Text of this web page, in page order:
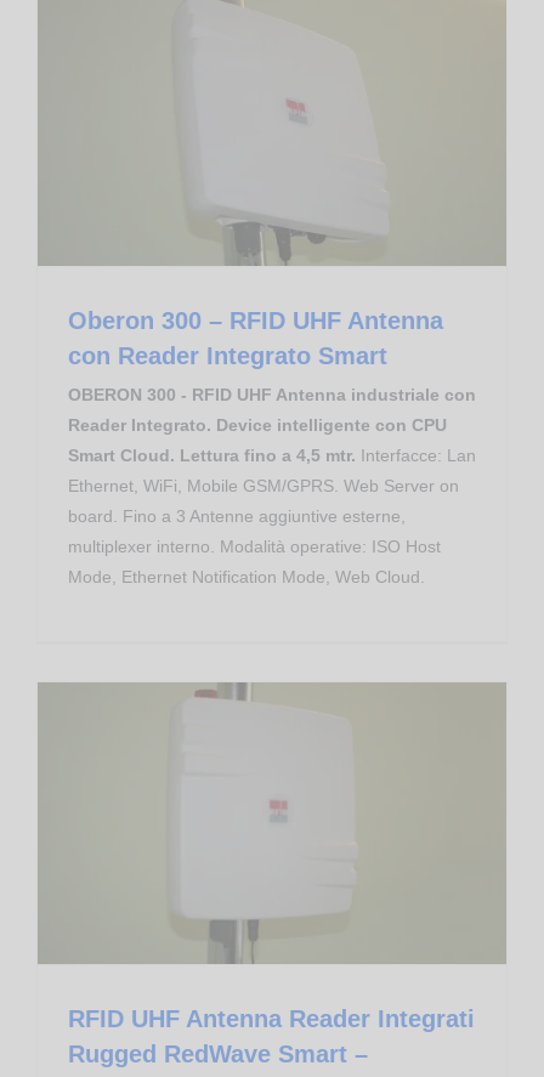
Oberon 300 – RFID UHF Antenna
con Reader Integrato Smart
OBERON 300 - RFID UHF Antenna industriale con
Reader Integrato. Device intelligente con CPU
Smart Cloud. Lettura fino a 4,5 mtr. Interfacce: Lan
Ethernet, WiFi, Mobile GSM/GPRS. Web Server on
board. Fino a 3 Antenne aggiuntive esterne,
multiplexer interno. Modalità operative: ISO Host
Mode, Ethernet Notification Mode, Web Cloud.
RFID UHF Antenna Reader Integrati
Rugged RedWave Smart –